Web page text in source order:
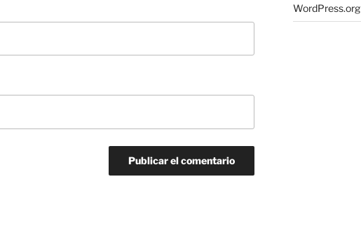
WordPress.org